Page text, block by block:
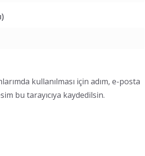
kullanılması için adım, e-posta
bu tarayıcıya kaydedilsin.